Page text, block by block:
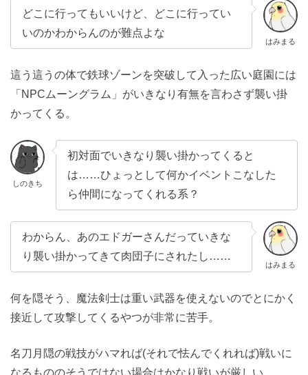
はみまる
どこに行ってもいいけど、どこに行ってい
いのかわからんのが難点よな
這う這うの体で鉄球ゾーンを突破して入った広い庭園には
「NPCムーングラム」がいきなり有無を言わさず襲い掛
かってくる。
しのきち
初対面でいきなり襲い掛かってくると
は……ひょっとして何かイベントこなした
ら仲間になってくれる系？
はみまる
わからん、あのエドガーさんだっていきな
り襲い掛かってきて肉団子にされたし……
何を隠そう、魔法剣士は重い武器を使えないのでとにかく
接近して攻撃してくるやつが非常に苦手。
名刀月隠の戦技がハマれば(それで怯んでくれれば)戦いに